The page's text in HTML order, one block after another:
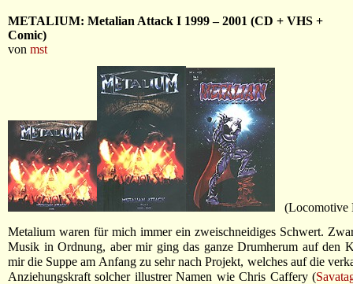
METALIUM: Metalian Attack I 1999 – 2001 (CD + VHS +
Comic)
von mst
(Locomotive
Metalium waren für mich immer ein zweischneidiges Schwert.
Musik in Ordnung, aber mir ging das ganze Drumherum auf den
mir die Suppe am Anfang zu sehr nach Projekt, welches auf die
Anziehungskraft solcher illustrer Namen wie Chris Caffery (